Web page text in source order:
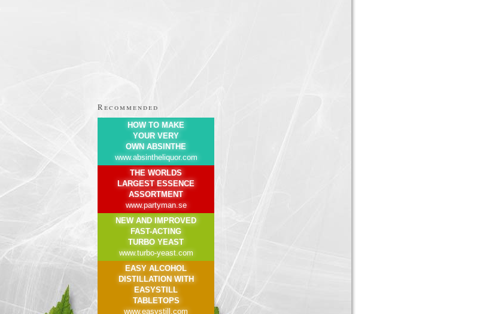
Recommended
HOW TO MAKE
YOUR VERY
OWN ABSINTHE
www.absintheliquor.com
THE WORLDS
LARGEST ESSENCE
ASSORTMENT
www.partyman.se
NEW AND IMPROVED
FAST-ACTING
TURBO YEAST
www.turbo-yeast.com
EASY ALCOHOL
DISTILLATION WITH
EASYSTILL
TABLETOPS
www.easystill.com